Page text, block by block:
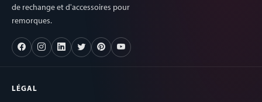
de rechange et d'accessoires pour
remorques.
LÉGAL